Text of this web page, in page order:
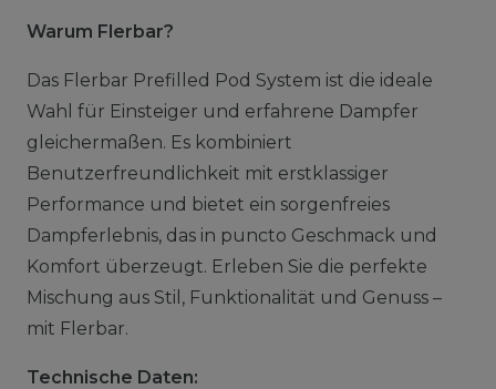
Warum Flerbar?
Das Flerbar Prefilled Pod System ist die ideale
Wahl für Einsteiger und erfahrene Dampfer
gleichermaßen. Es kombiniert
Benutzerfreundlichkeit mit erstklassiger
Performance und bietet ein sorgenfreies
Dampferlebnis, das in puncto Geschmack und
Komfort überzeugt. Erleben Sie die perfekte
Mischung aus Stil, Funktionalität und Genuss –
mit Flerbar.
Technische Daten: